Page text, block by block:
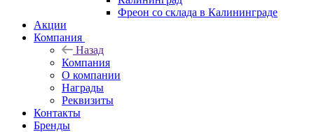
Фреон со склада в Калининграде
Акции
Компания
Назад
Компания
О компании
Награды
Реквизиты
Контакты
Бренды